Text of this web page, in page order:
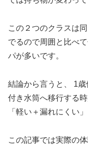
この２つのクラスは
でるので周囲と比べ
パが多いです。
結論から言うと、 1
付き水筒へ移行する
「軽い＋漏れにくい
この記事では実際の